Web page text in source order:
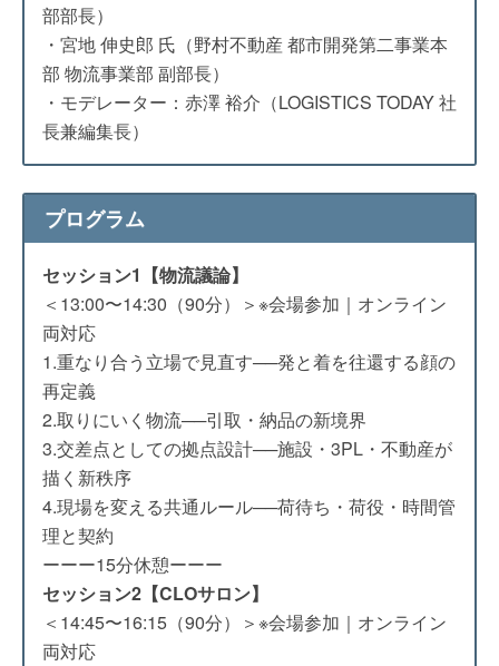
部部長）
・宮地 伸史郎 氏（野村不動産 都市開発第二事業本
部 物流事業部 副部長）
・モデレーター：赤澤 裕介（LOGISTICS TODAY 社
長兼編集長）
プログラム
セッション1【物流議論】
＜13:00〜14:30（90分）＞※会場参加｜オンライン
両対応
1.重なり合う立場で見直す──発と着を往還する顔の
再定義
2.取りにいく物流──引取・納品の新境界
3.交差点としての拠点設計──施設・3PL・不動産が
描く新秩序
4.現場を変える共通ルール──荷待ち・荷役・時間管
理と契約
ーーー15分休憩ーーー
セッション2【CLOサロン】
＜14:45〜16:15（90分）＞※会場参加｜オンライン
両対応